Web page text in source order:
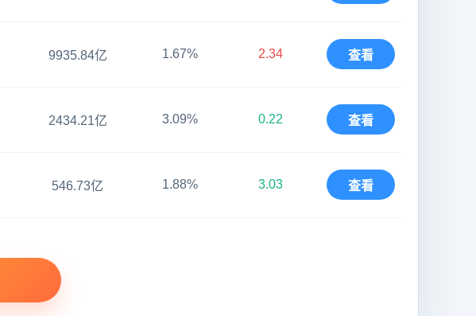
9935.84亿 1.67% 2.34 查看
2434.21亿 3.09% 0.22 查看
546.73亿 1.88% 3.03 查看